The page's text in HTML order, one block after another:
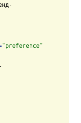
"preference"